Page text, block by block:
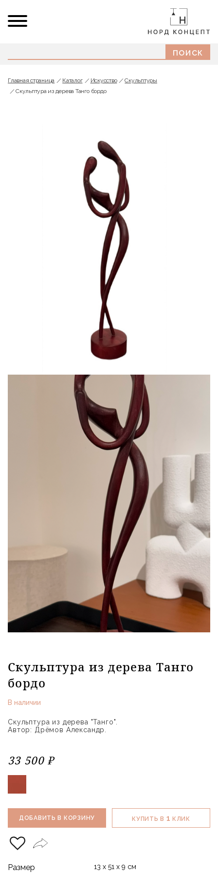
Главная страница Каталог Искусство
Скульптуры
Скульптура из дерева Танго бордо
Скульптура из дерева Танго
бордо
В наличии
Скульптура из дерева "Танго".
Автор: Дрёмов Александр.
33 500 ₽
ДОБАВИТЬ В КОРЗИНУ КУПИТЬ В 1 КЛИК
Размер 13 х 51 х 9 см